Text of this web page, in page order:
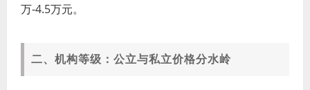
万-4.5万元。
二、机构等级：公立与私立价格分水岭